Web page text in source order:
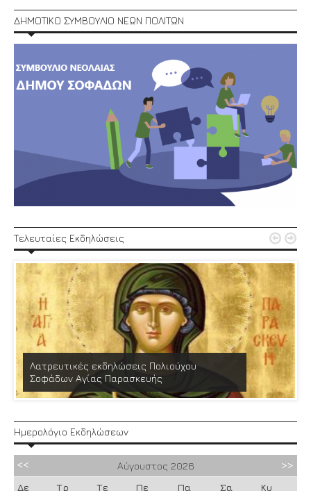
ΔΗΜΟΤΙΚΟ ΣΥΜΒΟΥΛΙΟ ΝΕΩΝ ΠΟΛΙΤΩΝ
Τελευταίες Εκδηλώσεις
Λατρευτικές εκδηλώσεις Πολιούχου
Σοφάδων Αγίας Παρασκευής
 
Ημερολόγιο Εκδηλώσεων
Αύγουστος 2026
Δε
Τρ Τε Πε Πα Σα Κυ